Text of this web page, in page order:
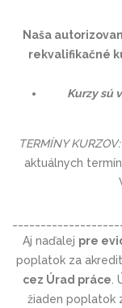
Naša
rekvalifikačné
Kurzy sú
TERMÍNY KURZOV:
aktuálnych
Aj naďalej pre
poplatok za
cez Úrad práce
žiaden poplatok